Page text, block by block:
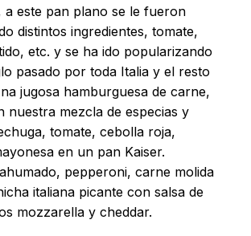
a este pan plano se le fueron
distintos ingredientes, tomate,
etc. y se ha ido popularizando
pasado por toda Italia y el resto
jugosa hamburguesa de carne,
nuestra mezcla de especias y
tomate, cebolla roja,
en un pan Kaiser.
pepperoni, carne molida
italiana picante con salsa de
mozzarella y cheddar.